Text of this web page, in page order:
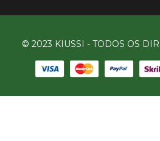
© 2023 KIUSSI - TODOS OS